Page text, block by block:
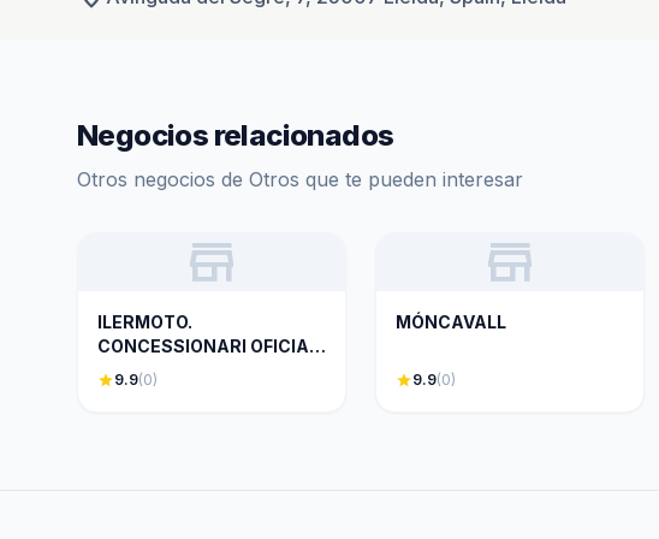
Negocios relacionados
Otros negocios de Otros que te pueden interesar
store
ILERMOTO.
CONCESSIONARI OFICIAL
HONDA MOTOS.
star9.9(0)
store
MÓNCAVALL
star9.9(0)